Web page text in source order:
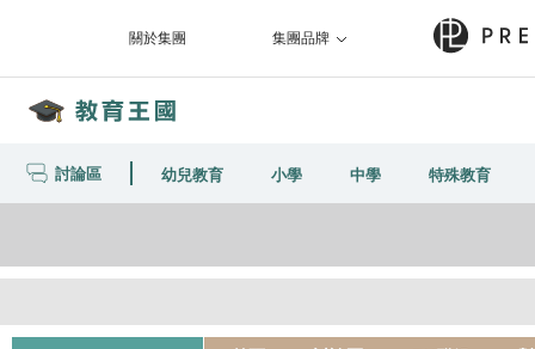
關於集團 集團品牌
討論區 幼兒教育 小學 中學 特殊教育